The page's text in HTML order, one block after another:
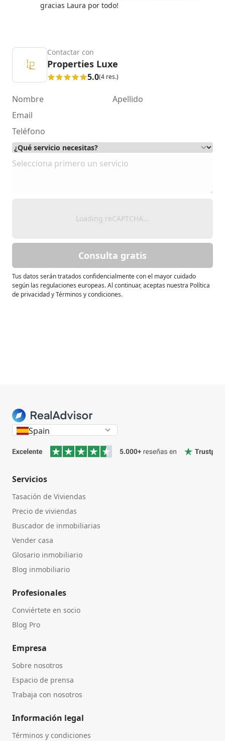
gracias Laura por todo!
Contactar con
Properties Luxe
5.0(4 res.)
Loading reCAPTCHA...
Consulta gratis
Tus datos serán tratados confidencialmente con el mayor cuidado
según las regulaciones europeas. Al continuar, aceptas nuestra Política
de privacidad y Términos y condiciones.
Spain
Servicios
Tasación de Viviendas
Precio de viviendas
Buscador de inmobiliarias
Vender casa
Glosario inmobiliario
Blog inmobiliario
Profesionales
Conviértete en socio
Blog Pro
Empresa
Sobre nosotros
Espacio de prensa
Trabaja con nosotros
Información legal
Términos y condiciones